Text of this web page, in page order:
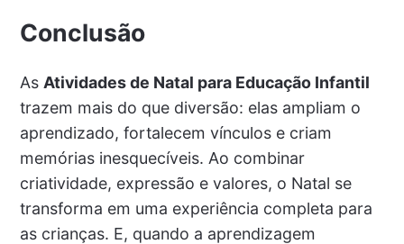
Conclusão
As Atividades de Natal para Educação Infantil
trazem mais do que diversão: elas ampliam o
aprendizado, fortalecem vínculos e criam
memórias inesquecíveis. Ao combinar
criatividade, expressão e valores, o Natal se
transforma em uma experiência completa para
as crianças. E, quando a aprendizagem